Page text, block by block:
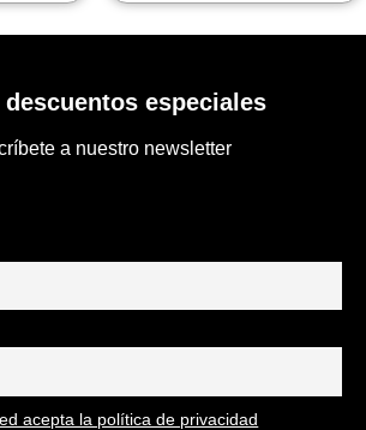
descuentos especiales
a nuestro newsletter
acepta la política de privacidad